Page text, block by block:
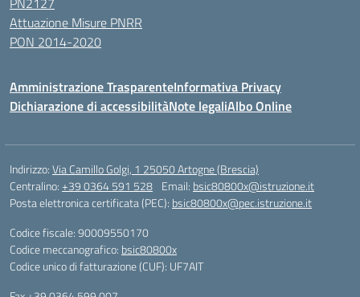
Attuazione Misure PNRR
PON 2014-2020
Amministrazione TrasparenteInformativa Privacy
Dichiarazione di accessibilitàNote legaliAlbo Online
Indirizzo:Via Camillo Golgi, 1 25050 Artogne (Brescia)
Centralino:+39 0364 591 528 Email: bsic80800x@istruzione.it
Posta elettronica certificata (PEC): bsic80800x@pec.istruzione.it
Codice fiscale: 90009550170
Codice meccanografico: bsic80800x
Codice unico di fatturazione (CUF): UF7AIT